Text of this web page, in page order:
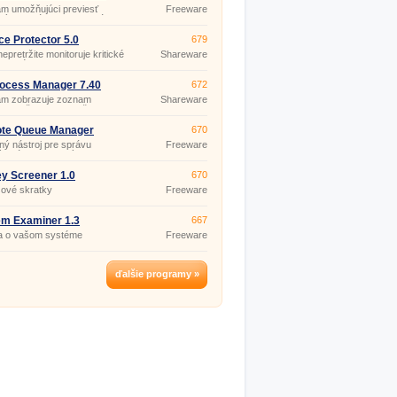
umožňujúci previesť
BAT súbor do EXE súboru.
Freeware
Protector 5.0
monitoruje kritické
systému.
679
Shareware
Manager 7.40
zobrazuje zoznam
bežiacich vo vašom
modulov alebo modulov
určitými procesmi.
672
Shareware
Queue Manager
6.0
nástroj pre správu
úloh odoslaných do
670
Freeware
účely)
Screener 1.0
skratky
670
Freeware
Examiner 1.3
o vašom systéme
667
Freeware
ďalšie programy »